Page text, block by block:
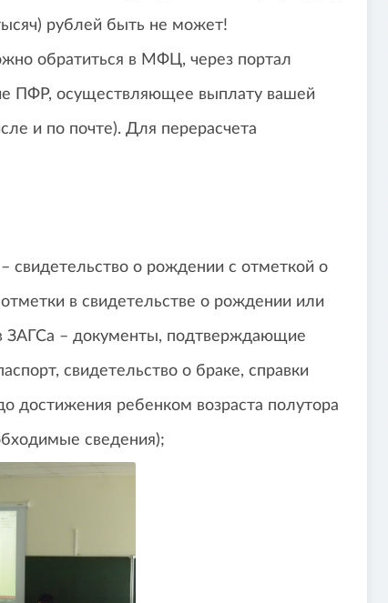
рублей быть не может!
обратиться в МФЦ, через портал
ПФР, осуществляющее выплату вашей
и по почте). Для перерасчета
свидетельство о рождении с отметкой о
в свидетельстве о рождении или
ЗАГСа – документы, подтверждающие
свидетельство о браке, справки
достижения ребенком возраста полутора
сведения);